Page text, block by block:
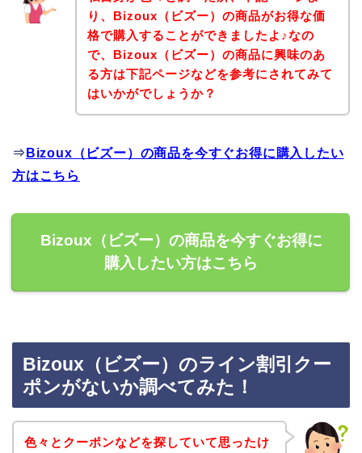
り、Bizoux（ビズー）の商品がお得な価
格で購入することができましたよ♪なの
で、Bizoux（ビズー）の商品に興味のあ
る方は下記ページなどを参考にされてみて
はいかがでしょうか？
⇒ Bizoux（ビズー）の商品を今すぐお得に購入したい
方はこちら
Bizoux（ビズー）の商品を今すぐお得に
購入したい方はこちら
Bizoux（ビズー）のライン割引クー
ポンがないか調べてみた！
色々とクーポンなどを探していて思ったけ